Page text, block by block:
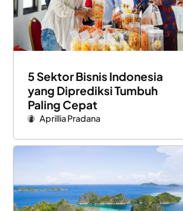
5 Sektor Bisnis Indonesia
yang Diprediksi Tumbuh
Paling Cepat
Aprillia Pradana